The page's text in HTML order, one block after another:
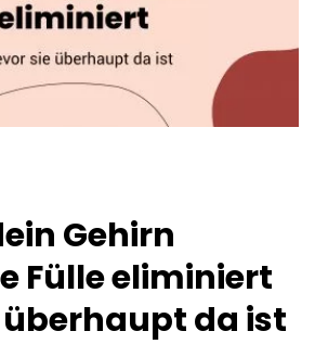
Gehirn
Fülle eliminiert
überhaupt da ist